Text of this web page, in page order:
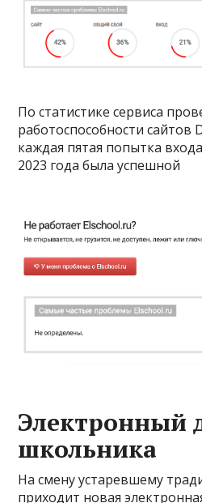
По статистике сервиса
работоспособности сайтов
каждая пятая попытка
2023 года была успешной
Электронный
школьника
На смену устаревшему
приходит новая